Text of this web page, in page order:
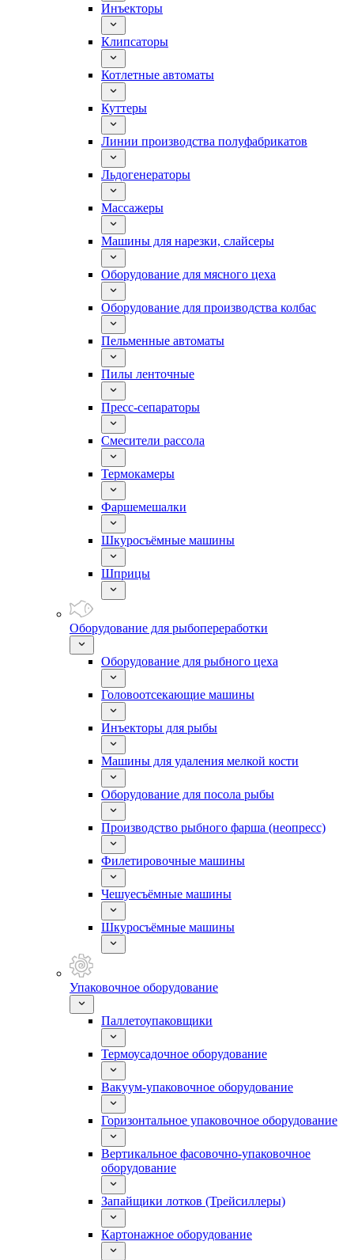
Инъекторы
Клипсаторы
Котлетные автоматы
Куттеры
Линии производства полуфабрикатов
Льдогенераторы
Массажеры
Машины для нарезки, слайсеры
Оборудование для мясного цеха
Оборудование для производства колбас
Пельменные автоматы
Пилы ленточные
Пресс-сепараторы
Смесители рассола
Термокамеры
Фаршемешалки
Шкуросъёмные машины
Шприцы
Оборудование для рыбопереработки
Оборудование для рыбного цеха
Головоотсекающие машины
Инъекторы для рыбы
Машины для удаления мелкой кости
Оборудование для посола рыбы
Производство рыбного фарша (неопресс)
Филетировочные машины
Чешуесъёмные машины
Шкуросъёмные машины
Упаковочное оборудование
Паллетоупаковщики
Термоусадочное оборудование
Вакуум-упаковочное оборудование
Горизонтальное упаковочное оборудование
Вертикальное фасовочно-упаковочное
оборудование
Запайщики лотков (Трейсиллеры)
Картонажное оборудование